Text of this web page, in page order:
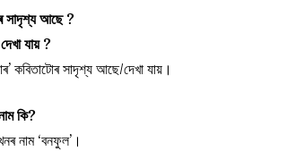
সাদৃশ্য আছে ?
যায় ?
কবিতাটোৰ সাদৃশ্য আছে/দেখা যায়।
কি?
নাম ‘বনফুল’।